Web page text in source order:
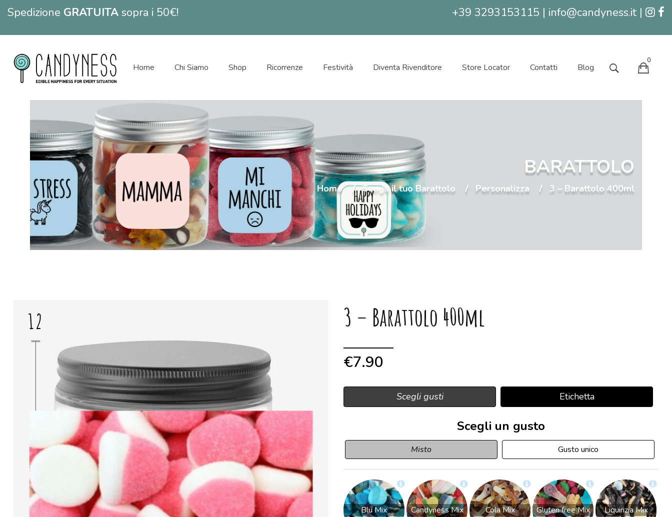
Spedizione GRATUITA sopra i 50€! +39 3293153115 | info@candyness.it |
Home Chi Siamo Shop Ricorrenze Festività Diventa Rivenditore Store Locator Contatti Blog
0
BARATTOLO
Home Scegli il tuo Barattolo Personalizza 3 – Barattolo 400ml
3 – Barattolo 400ml
€7.90
Scegli gusti Etichetta
Scegli un gusto
Misto Gusto unico
Blu Mix Candyness Mix Cola Mix Gluten free Mix Liquirizia Mix